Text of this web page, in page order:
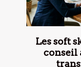
Les soft
conseil